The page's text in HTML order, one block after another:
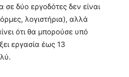
δύο εργοδότες δεν είναι
λογιστήρια), αλλά
ότι θα μπορούσε υπό
εργασία έως 13